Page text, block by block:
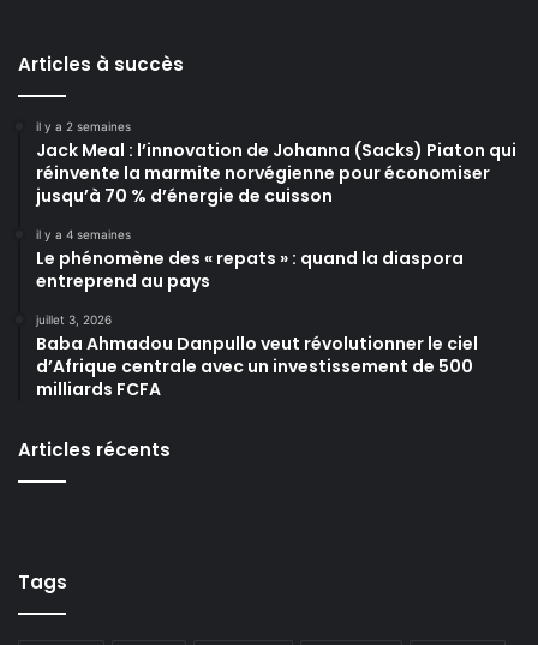
Articles à succès
il y a 2 semaines
Jack Meal : l’innovation de Johanna (Sacks) Piaton qui
réinvente la marmite norvégienne pour économiser
jusqu’à 70 % d’énergie de cuisson
il y a 4 semaines
Le phénomène des « repats » : quand la diaspora
entreprend au pays
juillet 3, 2026
Baba Ahmadou Danpullo veut révolutionner le ciel
d’Afrique centrale avec un investissement de 500
milliards FCFA
Articles récents
Tags